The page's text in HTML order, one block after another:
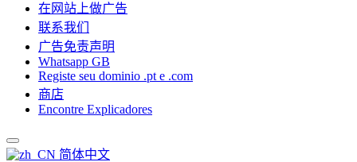
在网站上做广告
联系我们
广告免责声明
Whatsapp GB
Registe seu dominio .pt e .com
商店
Encontre Explicadores
简体中文